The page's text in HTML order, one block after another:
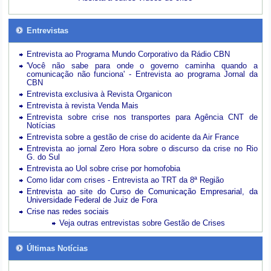
Entrevistas
Entrevista ao Programa Mundo Corporativo da Rádio CBN
'Você não sabe para onde o governo caminha quando a
comunicação não funciona' - Entrevista ao programa Jornal da
CBN
Entrevista exclusiva à Revista Organicon
Entrevista à revista Venda Mais
Entrevista sobre crise nos transportes para Agência CNT de
Notícias
Entrevista sobre a gestão de crise do acidente da Air France
Entrevista ao jornal Zero Hora sobre o discurso da crise no Rio
G. do Sul
Entrevista ao Uol sobre crise por homofobia
Como lidar com crises - Entrevista ao TRT da 8ª Região
Entrevista ao site do Curso de Comunicação Empresarial, da
Universidade Federal de Juiz de Fora
Crise nas redes sociais
Veja outras entrevistas sobre Gestão de Crises
Últimas Notícias